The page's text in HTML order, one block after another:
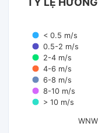
< 0.5 m/s
0.5-2 m/s
2-4 m/s
4-6 m/s
6-8 m/s
8-10 m/s
> 10 m/s
WNW